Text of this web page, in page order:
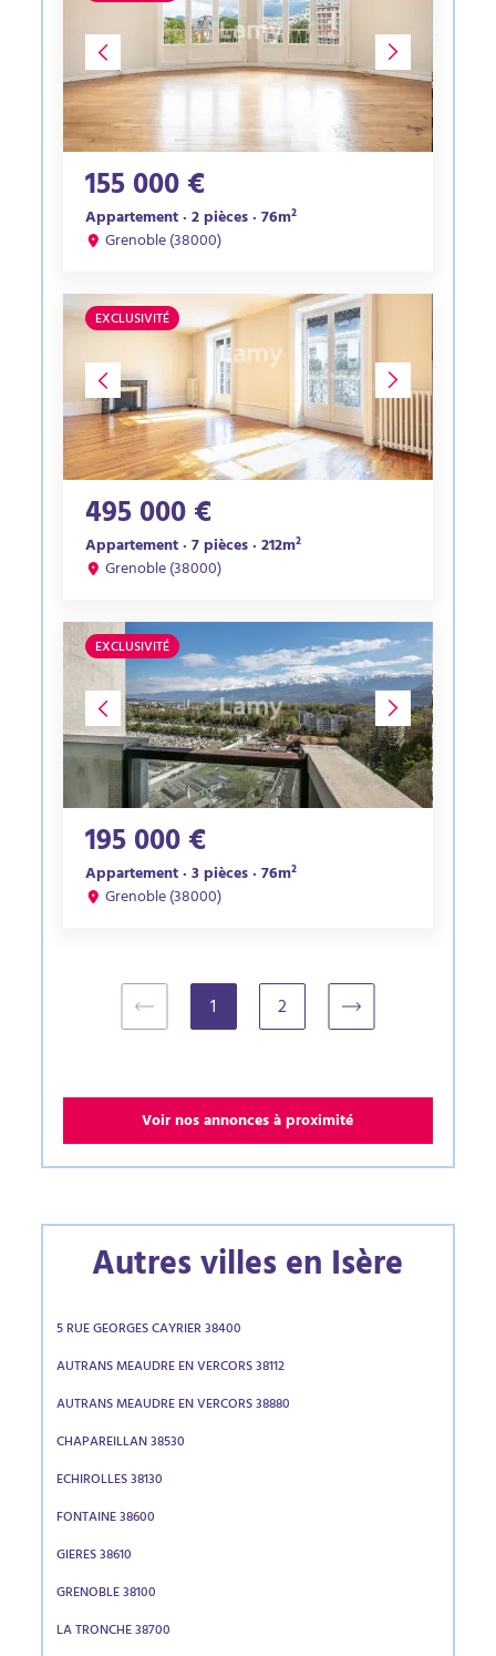
155 000 €
Appartement · 2 pièces · 76m²
Grenoble (38000)
EXCLUSIVITÉ
495 000 €
Appartement · 7 pièces · 212m²
Grenoble (38000)
EXCLUSIVITÉ
195 000 €
Appartement · 3 pièces · 76m²
Grenoble (38000)
1(current)2
Voir nos annonces à proximité
Autres villes en Isère
5 RUE GEORGES CAYRIER 38400
AUTRANS MEAUDRE EN VERCORS 38112
AUTRANS MEAUDRE EN VERCORS 38880
CHAPAREILLAN 38530
ECHIROLLES 38130
FONTAINE 38600
GIERES 38610
GRENOBLE 38100
LA TRONCHE 38700